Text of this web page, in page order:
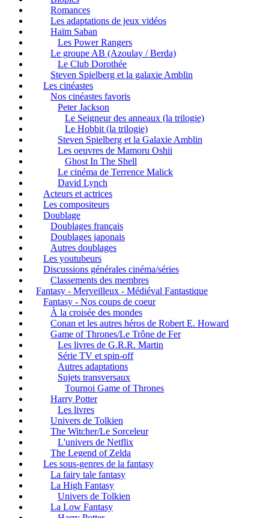
Romances
Les adaptations de jeux vidéos
Haïm Saban
Les Power Rangers
Le groupe AB (Azoulay / Berda)
Le Club Dorothée
Steven Spielberg et la galaxie Amblin
Les cinéastes
Nos cinéastes favoris
Peter Jackson
Le Seigneur des anneaux (la trilogie)
Le Hobbit (la trilogie)
Steven Spielberg et la Galaxie Amblin
Les oeuvres de Mamoru Oshii
Ghost In The Shell
Le cinéma de Terrence Malick
David Lynch
Acteurs et actrices
Les compositeurs
Doublage
Doublages français
Doublages japonais
Autres doublages
Les youtubeurs
Discussions générales cinéma/séries
Classements des membres
Fantasy - Merveilleux - Médiéval Fantastique
Fantasy - Nos coups de coeur
À la croisée des mondes
Conan et les autres héros de Robert E. Howard
Game of Thrones/Le Trône de Fer
Les livres de G.R.R. Martin
Série TV et spin-off
Autres adaptations
Sujets transversaux
Tournoi Game of Thrones
Harry Potter
Les livres
Univers de Tolkien
The Witcher/Le Sorceleur
L'univers de Netflix
The Legend of Zelda
Les sous-genres de la fantasy
La fairy tale fantasy
La High Fantasy
Univers de Tolkien
La Low Fantasy